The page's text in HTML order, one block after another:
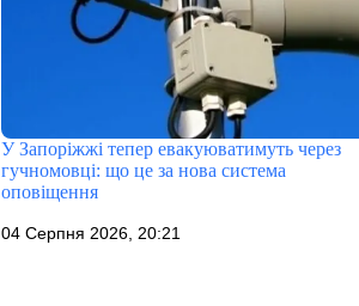
У Запоріжжі тепер евакуюватимуть через
гучномовці: що це за нова система
оповіщення
04 Серпня 2026, 20:21